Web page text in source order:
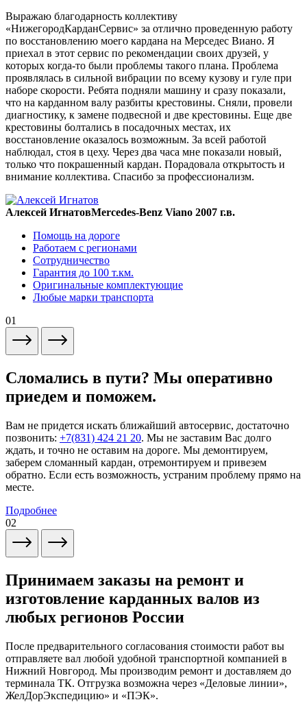
Выражаю благодарность коллективу
«НижегородКарданСервис» за отлично проведенную работу
по восстановлению моего кардана на Мерседес Виано. Я
приехал в этот сервис по рекомендации своих друзей, у
которых когда-то были проблемы такого плана. Проблема
проявлялась в сильной вибрации по всему кузову и гуле при
наборе скорости. Ребята подняли машину и сразу показали,
что на карданном валу разбиты крестовины. Сняли, провели
диагностику, к замене подвесной и две крестовины. Еще две
крестовины болтались в посадочных местах, их
восстановление оказалось возможным. За всей работой
наблюдал, стоя в цеху. Через два часа мне показали новый,
только что покрашенный кардан. Порадовала открытость и
внимание коллектива. Спасибо за профессионализм.
Алексей ИгнатовMercedes-Benz Viano 2007 г.в.
Помощь на дороге
Работаем с регионами
Сотрудничество
Гарантия до 100 т.км.
Оригинальные комплектующие
Любые марки транспорта
01
Сломались в пути? Мы оперативно
приедем и поможем.
Вам не придется искать ближайший автосервис, достаточно
позвонить: +7(831) 424 21 20. Мы не заставим Вас долго
ждать, и точно не оставим на дороге. Мы демонтируем,
заберем сломанный кардан, отремонтируем и привезем
обратно. Если есть возможность, устраним проблему прямо на
месте.
Подробнее
02
Принимаем заказы на ремонт и
изготовление карданных валов из
любых регионов России
После предварительного согласования стоимости работ вы
отправляете вал любой удобной транспортной компанией в
Нижний Новгород. Мы производим ремонт и доставляем до
терминала ТК. Отгрузка возможна через «Деловые линии»,
ЖелДорЭкспедицию» и «ПЭК».